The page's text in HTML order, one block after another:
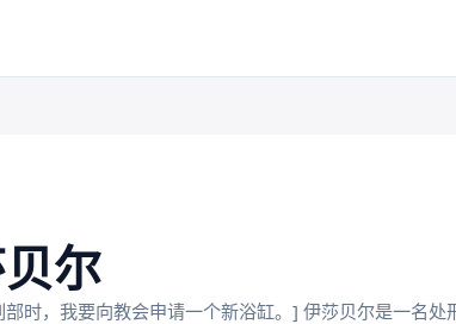
尔
时，我要向教会申请一个新浴缸。] 伊莎贝尔是一名